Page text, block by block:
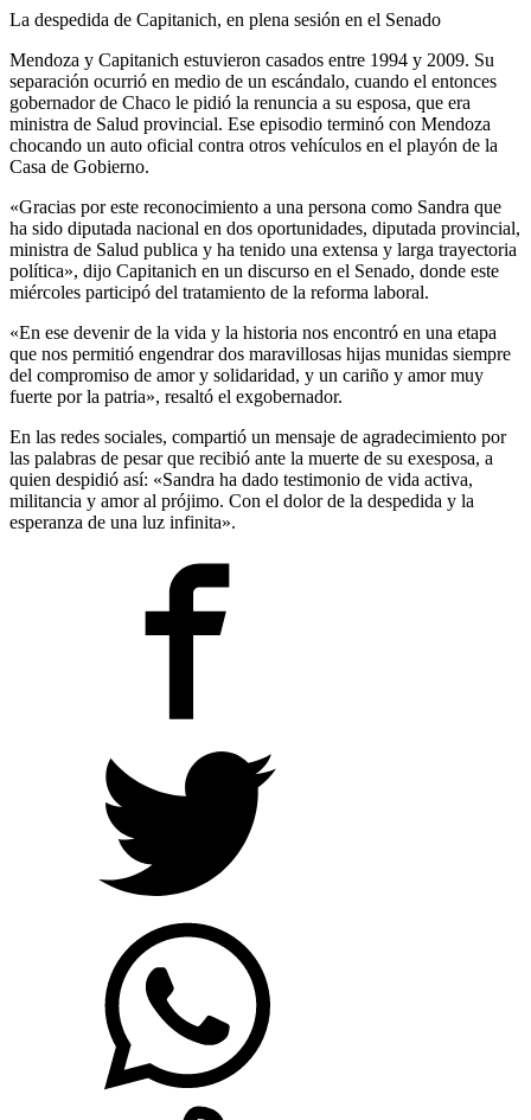
La despedida de Capitanich, en plena sesión en el Senado
Mendoza y Capitanich estuvieron casados entre 1994 y 2009. Su
separación ocurrió en medio de un escándalo, cuando el entonces
gobernador de Chaco le pidió la renuncia a su esposa, que era
ministra de Salud provincial. Ese episodio terminó con Mendoza
chocando un auto oficial contra otros vehículos en el playón de la
Casa de Gobierno.
«Gracias por este reconocimiento a una persona como Sandra que
ha sido diputada nacional en dos oportunidades, diputada provincial,
ministra de Salud publica y ha tenido una extensa y larga trayectoria
política», dijo Capitanich en un discurso en el Senado, donde este
miércoles participó del tratamiento de la reforma laboral.
«En ese devenir de la vida y la historia nos encontró en una etapa
que nos permitió engendrar dos maravillosas hijas munidas siempre
del compromiso de amor y solidaridad, y un cariño y amor muy
fuerte por la patria», resaltó el exgobernador.
En las redes sociales, compartió un mensaje de agradecimiento por
las palabras de pesar que recibió ante la muerte de su exesposa, a
quien despidió así: «Sandra ha dado testimonio de vida activa,
militancia y amor al prójimo. Con el dolor de la despedida y la
esperanza de una luz infinita».